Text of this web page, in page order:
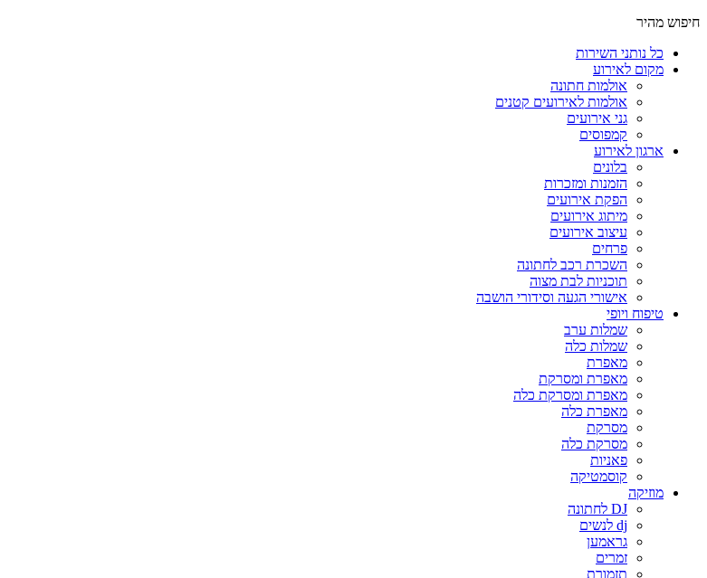
חיפוש מהיר
כל נותני השירות
מקום לאירוע
אולמות חתונה
אולמות לאירועים קטנים
גני אירועים
קמפוסים
ארגון לאירוע
בלונים
הזמנות ומזכרות
הפקת אירועים
מיתוג אירועים
עיצוב אירועים
פרחים
השכרת רכב לחתונה
תוכניות לבת מצוה
אישורי הגעה וסידורי הושבה
טיפוח ויופי
שמלות ערב
שמלות כלה
מאפרת
מאפרת ומסרקת
מאפרת ומסרקת כלה
מאפרת כלה
מסרקת
מסרקת כלה
פאניות
קוסמטיקה
מוזיקה
DJ לחתונה
dj לנשים
גראמען
זמרים
תזמורת